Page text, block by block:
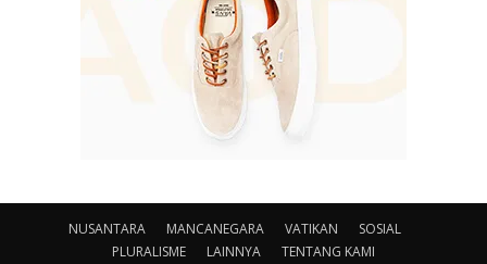
NUSANTARA MANCANEGARA VATIKAN
SOSIAL
PLURALISME
LAINNYA TENTANG KAMI